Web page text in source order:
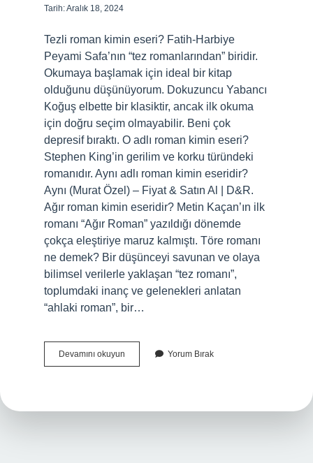
Tarih: Aralık 18, 2024
Tezli roman kimin eseri? Fatih-Harbiye
Peyami Safa’nın “tez romanlarından” biridir.
Okumaya başlamak için ideal bir kitap
olduğunu düşünüyorum. Dokuzuncu Yabancı
Koğuş elbette bir klasiktir, ancak ilk okuma
için doğru seçim olmayabilir. Beni çok
depresif bıraktı. O adlı roman kimin eseri?
Stephen King’in gerilim ve korku türündeki
romanıdır. Aynı adlı roman kimin eseridir?
Aynı (Murat Özel) – Fiyat & Satın Al | D&R.
Ağır roman kimin eseridir? Metin Kaçan’ın ilk
romanı “Ağır Roman” yazıldığı dönemde
çokça eleştiriye maruz kalmıştı. Töre romanı
ne demek? Bir düşünceyi savunan ve olaya
bilimsel verilerle yaklaşan “tez romanı”,
toplumdaki inanç ve gelenekleri anlatan
“ahlaki roman”, bir…
Devamını okuyun
Roman
Yorum Bırak